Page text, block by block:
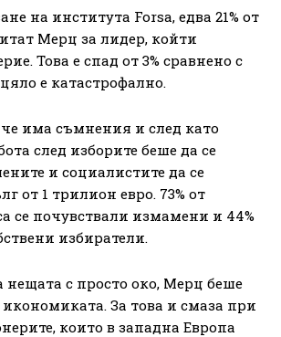
на института Forsa, едва 21% от
Мерц за лидер, койти
Това е спад от 3% сравнено с
е катастрофално.
има съмнения и след като
след изборите беше да се
и социалистите да се
от 1 трилион евро. 73% от
се почувствали измамени и 44%
избиратели.
нещата с просто око, Мерц беше
За това и смаза при
които в западна Европа